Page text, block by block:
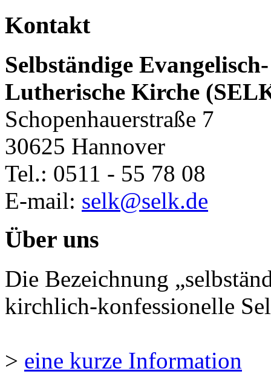
Kontakt
Selbständige Evangelisch-
Lutherische Kirche
Schopenhauerstraße 7
30625 Hannover
Tel.: 0511 - 55 78 08
E-mail: selk@selk.de
Über uns
Die Bezeichnung
kirchlich-konfessionelle
> eine kurze Information